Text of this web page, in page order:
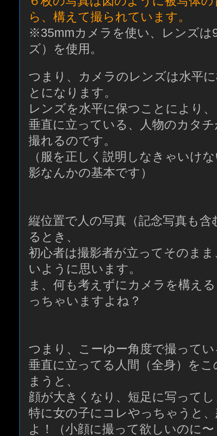
ら、構えて撮られています。
※35mmカメラを使い、レンズは
ズ）を使用。
つまり、カメラのレンズは水平
とになります。
レンズを水平に保つことにより、
垂直に立っている、人物のカタ
撮れるのです。
（服を正しく説明しなきゃいけ
影なんかの基本です）
縦位置で人の写真（記念写真も
るとき、
初心者は撮影者が立ってそのま
いように思います。
ま、何も考えずにカメラを構え
っちゃいますよね？
つまり、こーゆー角度で撮って
垂直に立ってる人間（全身）を
まうと、
顔が大きくなり、短足に写って
特に女の子にコレやっちゃうと
よ！（小顔に撮って欲しいのに